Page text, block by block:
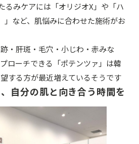
るみケアには「オリジオX」や「ハ
」など、肌悩みに合わせた施術がお
・肝斑・毛穴・小じわ・赤みな
ローチできる「ポテンツァ」は韓
する方が最近増えているそうです
自分の肌と向き合う時間を